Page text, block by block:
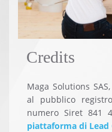
Credits
Maga Solutions
al pubblico
numero Siret 841
piattaforma di Lead